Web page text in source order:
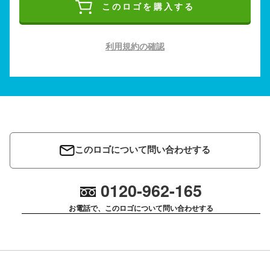
このロゴを購入する
利用規約の確認
このロゴについて問い合わせする
0120-962-165
お電話で、このロゴについて問い合わせする